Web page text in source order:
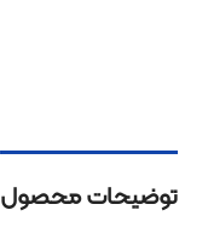
توضیحات محصول